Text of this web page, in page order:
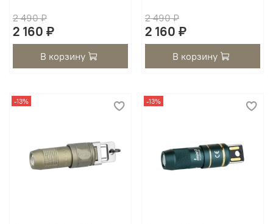
2 490 ₽
2 160 ₽
В корзину
2 490 ₽
2 160 ₽
В корзину
-13% -13%